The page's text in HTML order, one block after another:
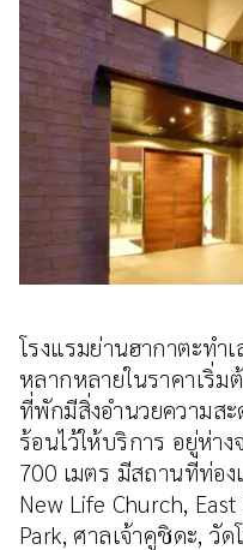
โรงแรมย่านฮากาตะทำ
หลากหลายในราคาเริ่
ที่พักมีสิ่งอำนวยความส
ร้อนไว้ให้บริการ อยู่ห่า
700 เมตร มีสถานที่ท่อง
New Life Church,
Park, ศาลเจ้าคูชิดะ, วั